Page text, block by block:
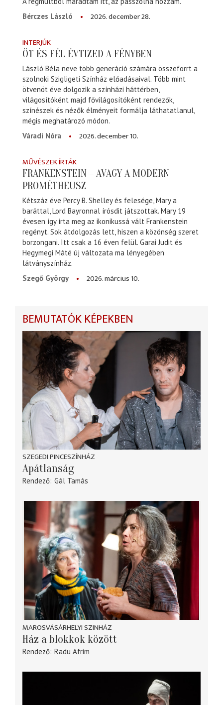
Bérczes László
2026. december 28.
INTERJÚK
ÖT ÉS FÉL ÉVTIZED A FÉNYBEN
László Béla neve több generáció számára összeforrt a
szolnoki Szigligeti Színház előadásaival. Több mint
ötvenöt éve dolgozik a színházi háttérben,
világosítóként majd fővilágosítóként rendezők,
színészek és nézők élményeit formálja láthatatlanul,
mégis meghatározó módon.
Váradi Nóra
2026. december 10.
MŰVÉSZEK ÍRTÁK
FRANKENSTEIN – AVAGY A MODERN
PROMÉTHEUSZ
Kétszáz éve Percy B. Shelley és felesége, Mary a
baráttal, Lord Bayronnal írósdit játszottak. Mary 19
évesen így írta meg az ikonikussá vált Frankenstein
regényt. Sok átdolgozás lett, hiszen a közönség szeret
borzongani. Itt csak a 16 éven felül. Garai Judit és
Hegymegi Máté új változata ma lényegében
látványszínház.
Szegő György
2026. március 10.
BEMUTATÓK KÉPEKBEN
SZEGEDI PINCESZÍNHÁZ
Apátlanság
Rendező Gál Tamás
MAROSVÁSÁRHELYI SZINHÁZ
Ház a blokkok között
Rendező Radu Afrim